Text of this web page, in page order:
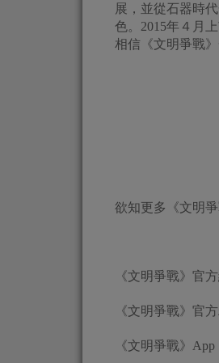
展，並從石器時
色。2015年４月
相信《文明爭戰
欲知更多《文明
《文明爭戰》官
《文明爭戰》官
《文明爭戰》App